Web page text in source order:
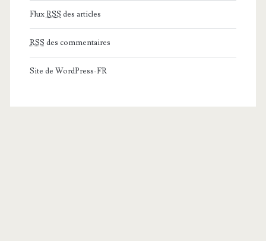
FluxRSS des articles
RSS des commentaires
Site de WordPress-FR